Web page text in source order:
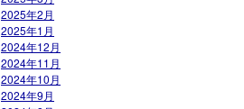
2025年2月
2025年1月
2024年12月
2024年11月
2024年10月
2024年9月